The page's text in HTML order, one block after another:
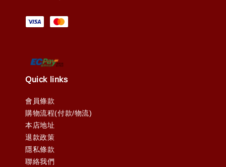
Quick links
會員條款
購物流程(付款/物流)
本店地址
退款政策
隱私條款
聯絡我們